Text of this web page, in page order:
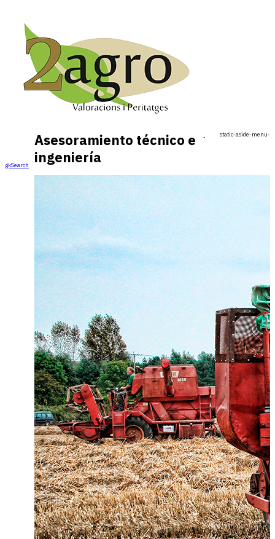
static-aside-menu-
gkSearch
Buscar...
Asesoramiento técnico e
ingeniería